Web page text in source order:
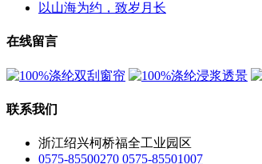
以山海为约，致岁月长
在线留言
联系我们
浙江绍兴柯桥福全工业园区
0575-85500270 0575-85501007